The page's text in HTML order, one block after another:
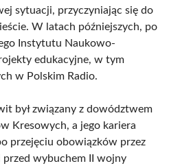
sytuacji, przyczyniając się do
W latach późniejszych, po
Instytutu Naukowo-
edukacyjne, w tym
w Polskim Radio.
był związany z dowództwem
Kresowych, a jego kariera
przejęciu obowiązków przez
przed wybuchem II wojny